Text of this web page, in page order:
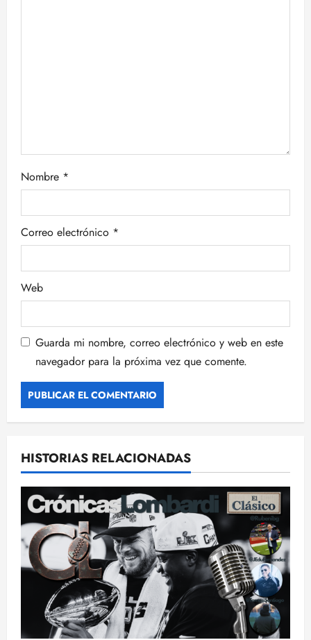
r
a
d
a
s
Nombre *
Correo electrónico *
Web
Guarda mi nombre, correo electrónico y web en este
navegador para la próxima vez que comente.
HISTORIAS RELACIONADAS